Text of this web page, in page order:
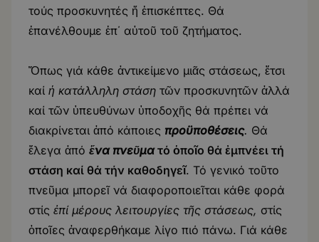
τούς προσκυνητές ἤ ἐπισκέπτες. Θά
ἐπανέλθουμε ἐπ΄ αὐτοῦ τοῦ ζητήματος.
Ὅπως γιά κάθε ἀντικείμενο μιᾶς στάσεως, ἔτσι
καί ἡ κατάλληλη στάση τῶν προσκυνητῶν ἀλλά
καί τῶν ὑπευθύνων ὑποδοχῆς θά πρέπει νά
διακρίνεται ἀπό κάποιες προϋποθέσεις. Θά
ἔλεγα ἀπό ἕνα πνεῦματό ὁποῖο θά ἐμπνέει τή
στάση καί θά τήν καθοδηγεῖ. Τό γενικό τοῦτο
πνεῦμα μπορεῖ νά διαφοροποιεῖται κάθε φορά
στίς ἐπί μέρους λειτουργίες τῆς στάσεως, στίς
ὁποῖες ἀναφερθήκαμε λίγο πιό πάνω. Γιά κάθε